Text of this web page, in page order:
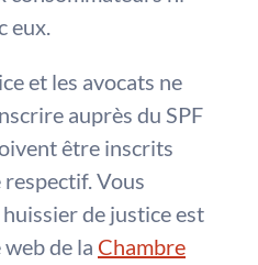
eux.
et les avocats ne
auprès du SPF
être inscrits
Vous
de justice est
de la Chambre